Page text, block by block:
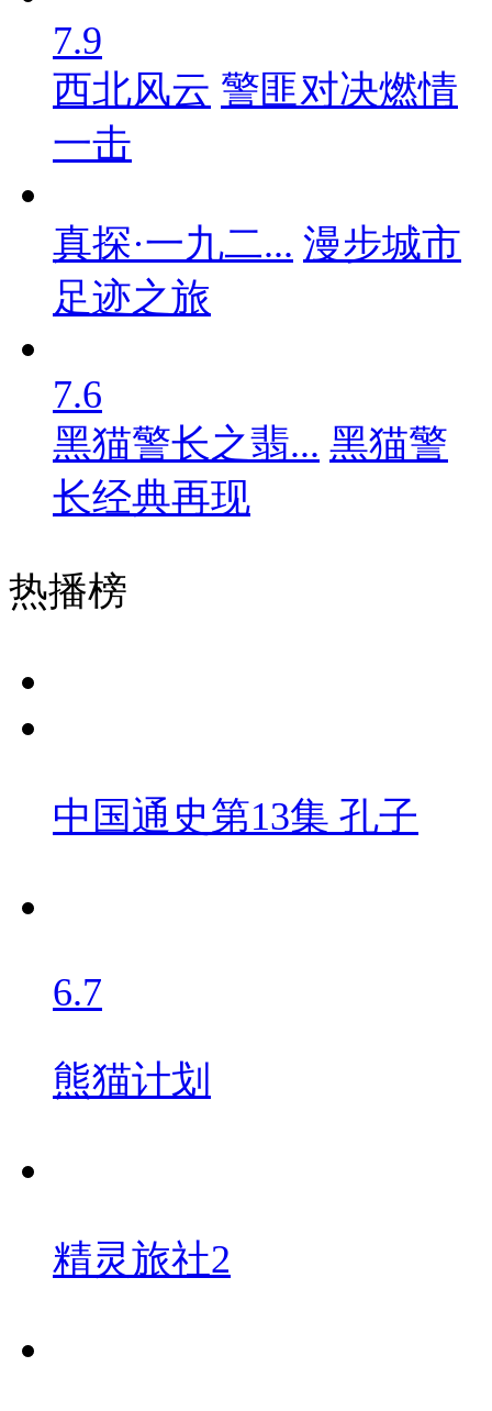
7.9
西北风云 警匪对决燃情
一击
真探·一九二... 漫步城市
足迹之旅
7.6
黑猫警长之翡... 黑猫警
长经典再现
热播榜
中国通史第13集 孔子
6.7
熊猫计划
精灵旅社2